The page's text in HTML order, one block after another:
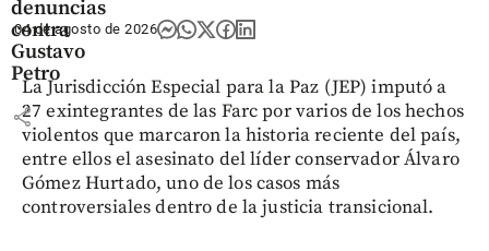
denuncias
contra
Gustavo
Petro
share
04 de agosto de 2026
La Jurisdicción Especial para la Paz (JEP) imputó a
27 exintegrantes de las Farc por varios de los hechos
violentos que marcaron la historia reciente del país,
entre ellos el asesinato del líder conservador Álvaro
Gómez Hurtado, uno de los casos más
controversiales dentro de la justicia transicional.